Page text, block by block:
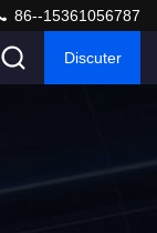
86--15361056787
Discuter